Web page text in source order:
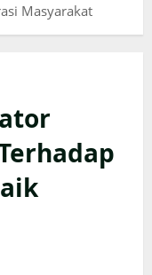
Masyarakat